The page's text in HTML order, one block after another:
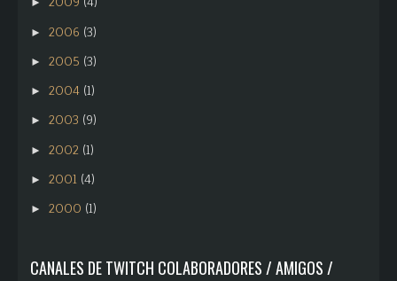
► 2006 (3)
► 2005 (3)
► 2004 (1)
► 2003 (9)
► 2002 (1)
► 2001 (4)
► 2000 (1)
CANALES DE TWITCH COLABORADORES / AMIGOS /